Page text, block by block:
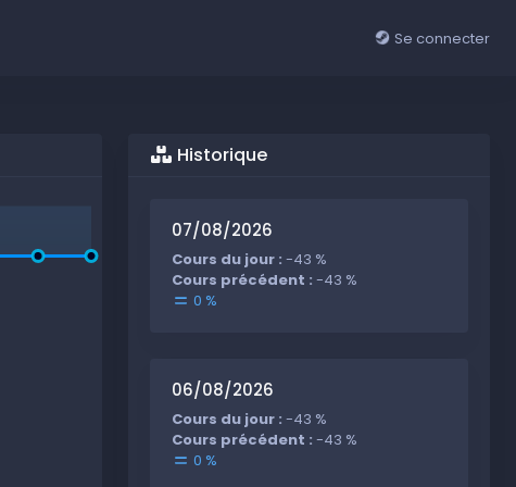
Se connecter
Historique
07/08/2026
Cours du jour :-43 %
Cours précédent :-43 %
0 %
06/08/2026
Cours du jour :-43 %
Cours précédent :-43 %
0 %